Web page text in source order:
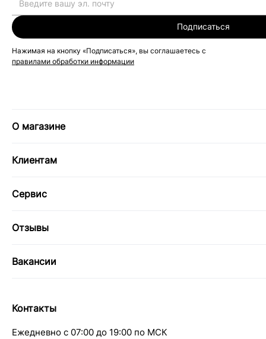
Подписаться
Нажимая на кнопку «Подписаться», вы соглашаетесь с
правилами обработки информации
О магазине
Клиентам
Сервис
Отзывы
Вакансии
Контакты
Ежедневно с 07:00 до 19:00 по МСК